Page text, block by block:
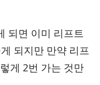
되면 이미 리프트
되지만 만약 리프
게 2번 가는 것만